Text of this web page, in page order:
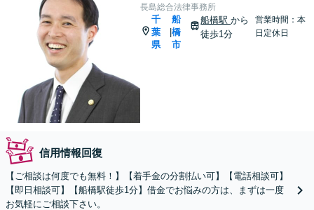
長島総合法律事務所
千
葉
県
船
橋
市
船橋駅から
徒歩1分
営業時間：本
日定休日
信用情報回復
【ご相談は何度でも無料！】【着手金の分割払い可】【電話相談可】
【即日相談可】【船橋駅徒歩1分】借金でお悩みの方は、まずは一度
お気軽にご相談下さい。